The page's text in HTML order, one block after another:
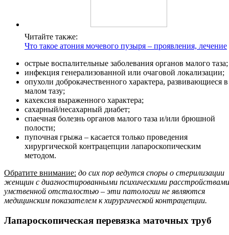
Читайте также:
Что такое атония мочевого пузыря – проявления, лечение
острые воспалительные заболевания органов малого таза;
инфекция генерализованной или очаговой локализации;
опухоли доброкачественного характера, развивающиеся в
малом тазу;
кахексия выраженного характера;
сахарный/несахарный диабет;
спаечная болезнь органов малого таза и/или брюшной
полости;
пупочная грыжа – касается только проведения
хирургической контрацепции лапароскопическим
методом.
Обратите внимание: до сих пор ведутся споры о стерилизации
женщин с диагностированными психическими
умственной отсталостью – эти патологии не являются
медицинским показателем к хирургической контрацепции.
Лапароскопическая перевязка маточных труб